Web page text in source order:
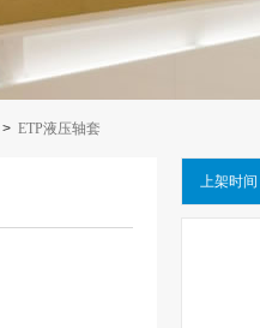
> ETP液压轴套
上架时间